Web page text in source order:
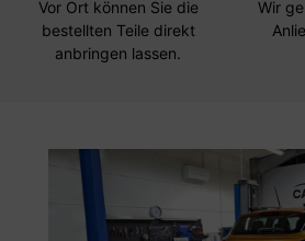
Vor Ort können Sie die
bestellten Teile direkt
anbringen lassen.
Wir